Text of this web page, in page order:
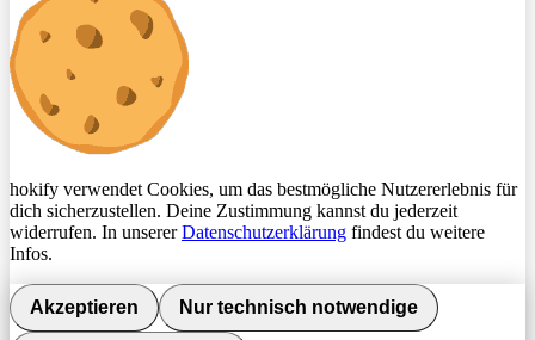
hokify verwendet Cookies, um das bestmögliche Nutzererlebnis für
dich sicherzustellen. Deine Zustimmung kannst du jederzeit
widerrufen. In unsererDatenschutzerklärung findest du weitere
Infos.
Akzeptieren Nur technisch notwendige